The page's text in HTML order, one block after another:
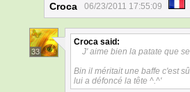
Croca 06/23/2011 17:55:09
33
Croca said:
J' aime bien la patate que
Bin il méritait une baffe c'est
lui a défoncé la tête ^.^'